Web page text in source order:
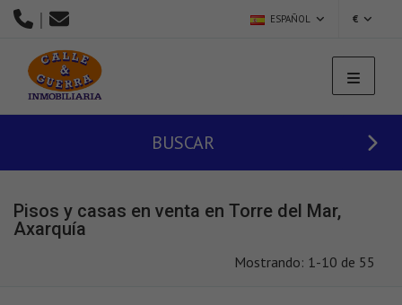
| ESPAÑOL €
BUSCAR
Pisos y casas en venta en Torre del Mar,
Axarquía
Mostrando: 1-10 de 55